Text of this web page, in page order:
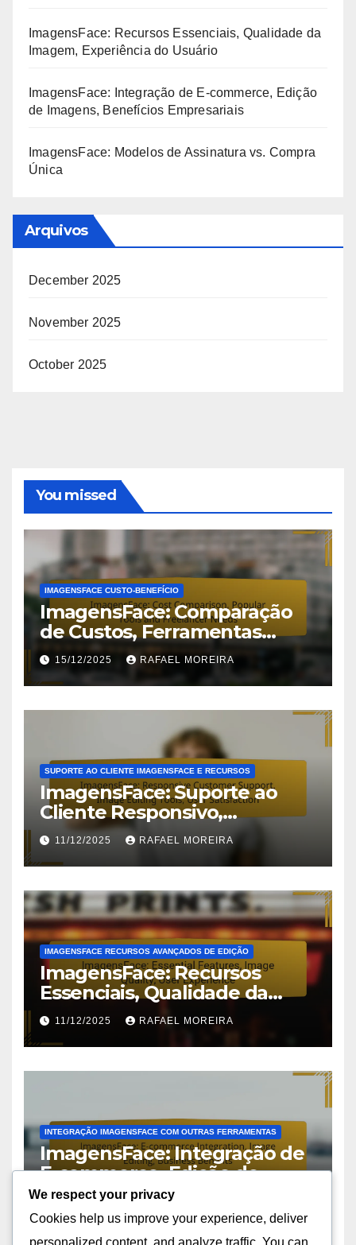
ImagensFace: Recursos Essenciais, Qualidade da
Imagem, Experiência do Usuário
ImagensFace: Integração de E-commerce, Edição
de Imagens, Benefícios Empresariais
ImagensFace: Modelos de Assinatura vs. Compra
Única
Arquivos
December 2025
November 2025
October 2025
You missed
IMAGENSFACE CUSTO-BENEFÍCIO
ImagensFace: Comparação
de Custos, Ferramentas
Populares e Necessidades de
Freelancer
15/12/2025 RAFAEL MOREIRA
SUPORTE AO CLIENTE IMAGENSFACE E RECURSOS
ImagensFace: Suporte ao
Cliente Responsivo,
Ferramentas de Edição de
Imagem, Satisfação do
Usuário
11/12/2025 RAFAEL MOREIRA
IMAGENSFACE RECURSOS AVANÇADOS DE EDIÇÃO
ImagensFace: Recursos
Essenciais, Qualidade da
Imagem, Experiência do
Usuário
11/12/2025 RAFAEL MOREIRA
INTEGRAÇÃO IMAGENSFACE COM OUTRAS FERRAMENTAS
ImagensFace: Integração de
E-commerce, Edição de
Imagens, Benefícios
Empresariais
11/12/2025 RAFAEL MOREIRA
We respect your privacy
Cookies help us improve your experience, deliver
personalized content, and analyze traffic. You can